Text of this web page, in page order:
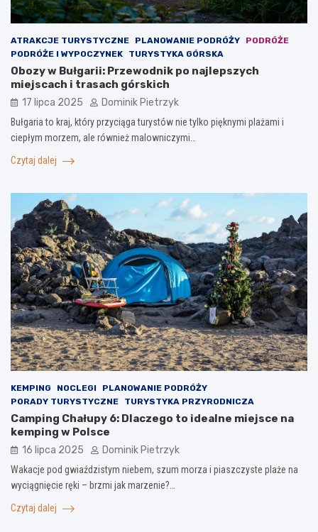
ATRAKCJE TURYSTYCZNE PLANOWANIE PODRÓŻY
PODRÓŻE
PODRÓŻE I WYPOCZYNEK
TURYSTYKA GÓRSKA
Obozy w Bułgarii: Przewodnik po najlepszych
miejscach i trasach górskich
17 lipca 2025 Dominik Pietrzyk
Bułgaria to kraj, który przyciąga turystów nie tylko pięknymi plażami i
ciepłym morzem, ale również malowniczymi…
Czytaj dalej
KEMPING NOCLEGI
PLANOWANIE PODRÓŻY
PORADY TURYSTYCZNE
TURYSTYKA PRZYRODNICZA
Camping Chałupy 6: Dlaczego to idealne miejsce na
kemping w Polsce
16 lipca 2025 Dominik Pietrzyk
Wakacje pod gwiaździstym niebem, szum morza i piaszczyste plaże na
wyciągnięcie ręki – brzmi jak marzenie?…
Czytaj dalej